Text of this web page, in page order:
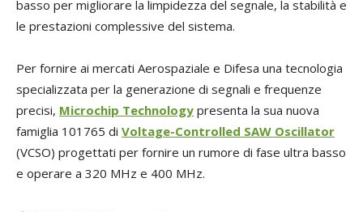
basso per migliorare la limpidezza del segnale, la stabilità e
le prestazioni complessive del sistema.
Per fornire ai mercati Aerospaziale e Difesa una tecnologia
specializzata per la generazione di segnali e frequenze
precisi, Microchip Technology presenta la sua nuova
famiglia 101765 di Voltage-Controlled SAW Oscillator
(VCSO) progettati per fornire un rumore di fase ultra basso
e operare a 320 MHz e 400 MHz.